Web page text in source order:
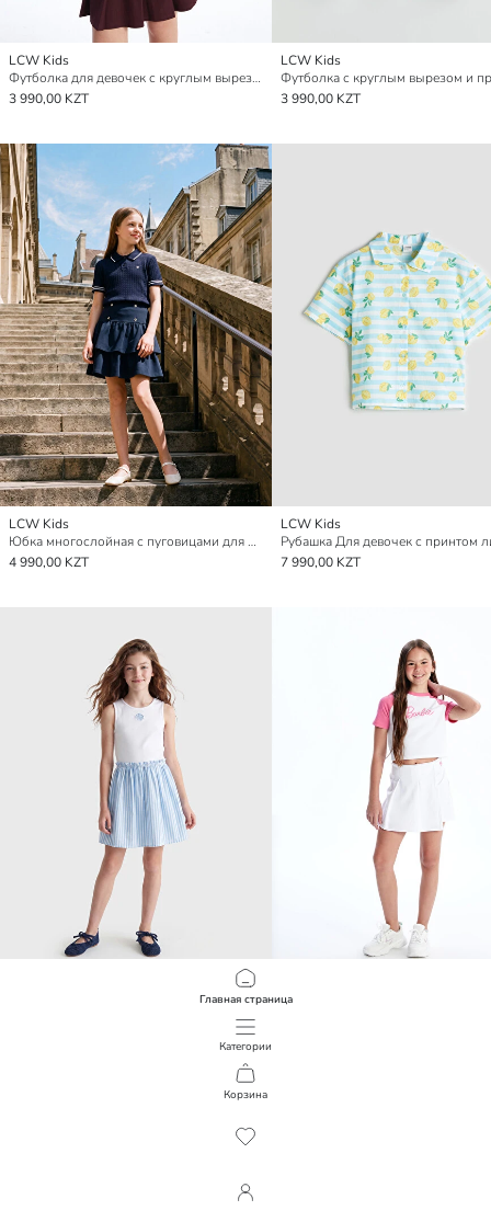
Главная страница
Категории
Корзина
LCW Kids
Футболка для девочек с круглым вырезом и принтом в виде сердца из 100% хлопка
3 990,00 KZT
LCW Kids
3 990,00 KZT
LCW Kids
Юбка многослойная с пуговицами для девочек
4 990,00 KZT
LCW Kids
Рубашка Для девочек с принтом
7 990,00 KZT
Платье для девочек с круглым вырезом